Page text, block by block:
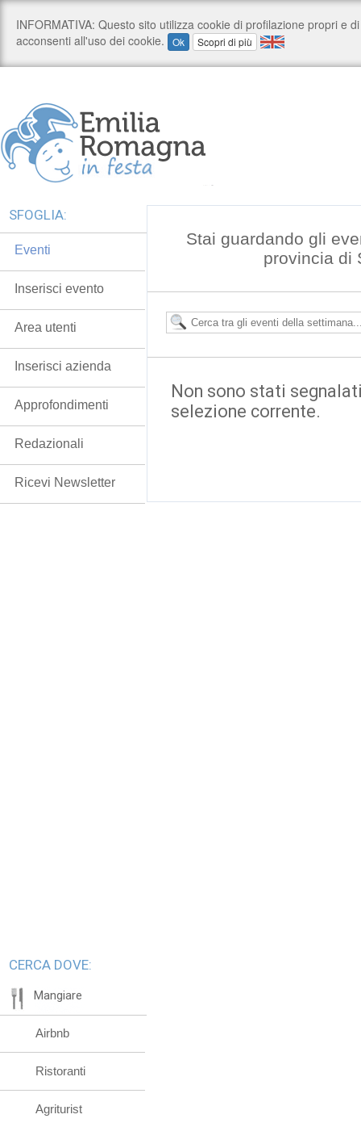
Stai guardando gli
provincia di
Non sono stati
selezione corrente.
SFOGLIA:
Eventi
Inserisci evento
Area utenti
Inserisci azienda
Approfondimenti
Redazionali
Ricevi Newsletter
CERCA DOVE:
Mangiare
Airbnb
Ristoranti
Agriturist